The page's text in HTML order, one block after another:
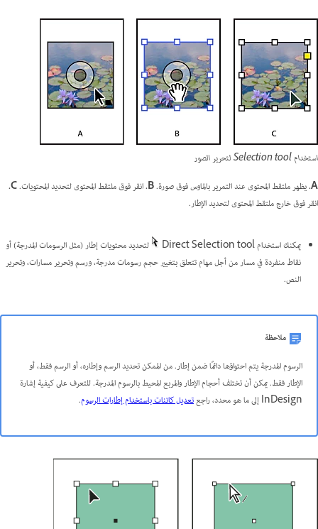
استخدام Selection tool لتحرير الصور
A. يظهر ملتقط المحتوى عند التمرير بالماوس فوق صورة.B. انقر فوق ملتقط المحتوى لتحديد المحتويات.C.
انقر فوق خارج ملتقط المحتوى لتحديد الإطار.
يمكنك استخدام Direct Selection tool
لتحديد محتويات إطار (مثل الرسومات المدرجة) أو
نقاط منفردة في مسار من أجل مهام تتعلق بتغيير حجم رسومات مدرجة، ورسم وتحرير مسارات، وتحرير
النص.
ملاحظة
الرسوم المدرجة يتم احتواؤها دائمًا ضمن إطار. من الممكن تحديد الرسم وإطاره، أو الرسم فقط، أو
الإطار فقط. يمكن أن تختلف أحجام الإطار والمربع المحيط بالرسوم المدرجة. للتعرف على كيفية إشارة
InDesign إلى ما هو محدد، راجع
تعديل كائنات باستخدام إطارات الرسوم.